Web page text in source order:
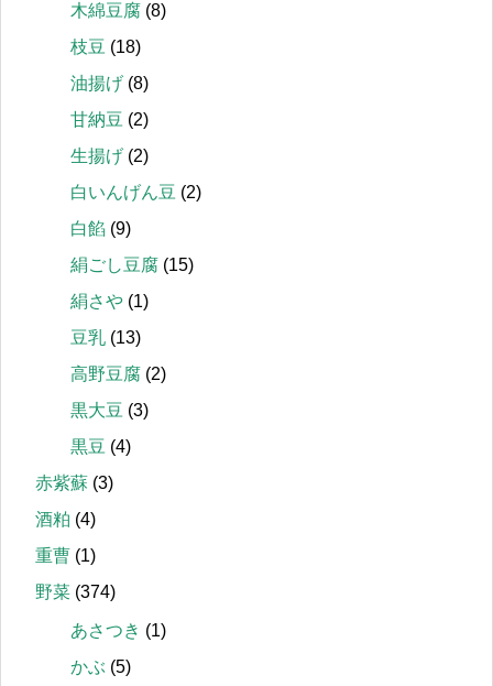
木綿豆腐 (8)
枝豆 (18)
油揚げ (8)
甘納豆 (2)
生揚げ (2)
白いんげん豆 (2)
白餡 (9)
絹ごし豆腐 (15)
絹さや (1)
豆乳 (13)
高野豆腐 (2)
黒大豆 (3)
黒豆 (4)
赤紫蘇 (3)
酒粕 (4)
重曹 (1)
野菜 (374)
あさつき (1)
かぶ (5)